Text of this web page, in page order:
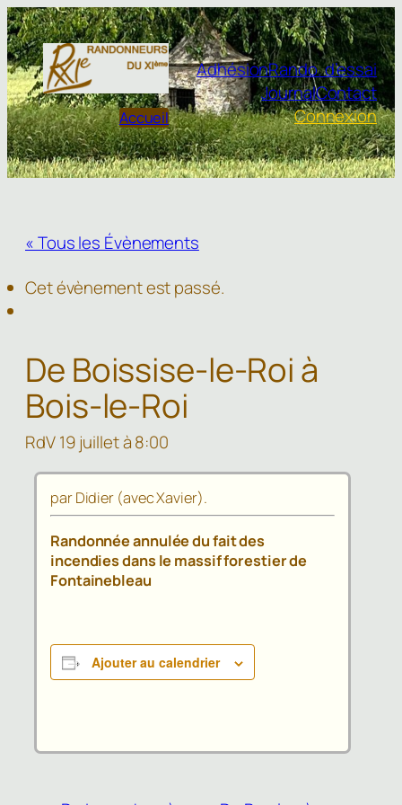
Accueil
AdhésionRando. d’essai
JournalContact
Connexion
« Tous les Évènements
Cet évènement est passé.
De Boissise-le-Roi à
Bois-le-Roi
RdV 19 juillet à 8:00
par Didier (avec Xavier).
Randonnée annulée du fait des
incendies dans le massif forestier de
Fontainebleau
Ajouter au calendrier